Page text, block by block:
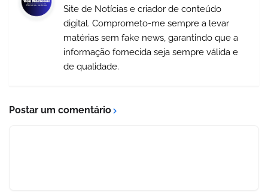
Site de Notícias e criador de conteúdo
digital. Comprometo-me sempre a levar
matérias sem fake news, garantindo que a
informação fornecida seja sempre válida e
de qualidade.
Postar um comentário